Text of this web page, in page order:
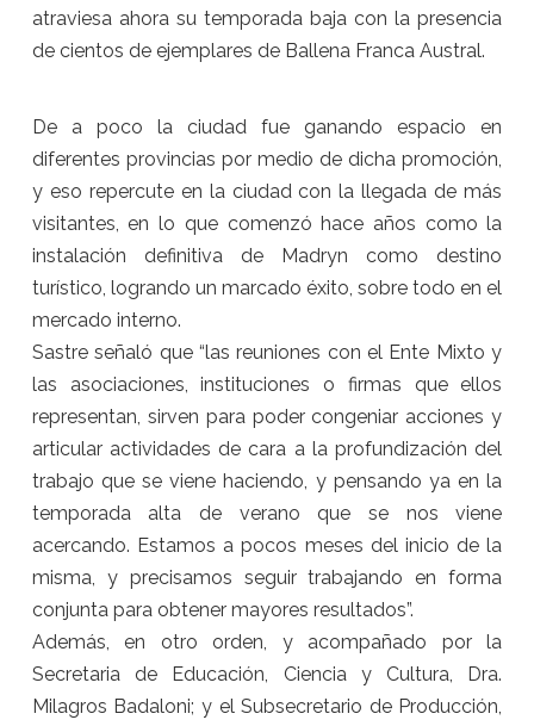
atraviesa ahora su temporada baja con la presencia
de cientos de ejemplares de Ballena Franca Austral.
De a poco la ciudad fue ganando espacio en
diferentes provincias por medio de dicha promoción,
y eso repercute en la ciudad con la llegada de más
visitantes, en lo que comenzó hace años como la
instalación definitiva de Madryn como destino
turístico, logrando un marcado éxito, sobre todo en el
mercado interno.
Sastre señaló que “las reuniones con el Ente Mixto y
las asociaciones, instituciones o firmas que ellos
representan, sirven para poder congeniar acciones y
articular actividades de cara a la profundización del
trabajo que se viene haciendo, y pensando ya en la
temporada alta de verano que se nos viene
acercando. Estamos a pocos meses del inicio de la
misma, y precisamos seguir trabajando en forma
conjunta para obtener mayores resultados”.
Además, en otro orden, y acompañado por la
Secretaria de Educación, Ciencia y Cultura, Dra.
Milagros Badaloni; y el Subsecretario de Producción,